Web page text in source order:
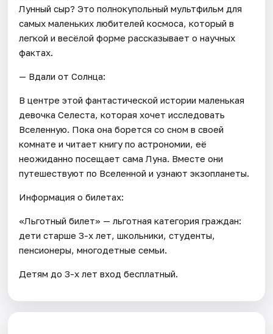
Лунный сыр? Это полнокупольный мультфильм для
самых маленьких любителей космоса, который в
легкой и весёлой форме рассказывает о научных
фактах.
— Вдали от Солнца:
В центре этой фантастической истории маленькая
девочка Селеста, которая хочет исследовать
Вселенную. Пока она борется со сном в своей
комнате и читает книгу по астрономии, её
неожиданно посещает сама Луна. Вместе они
путешествуют по Вселенной и узнают экзопланеты.
Информация о билетах:
«Льготный билет» — льготная категория граждан:
дети старше 3-х лет, школьники, студенты,
пенсионеры, многодетные семьи.
Детям до 3-х лет вход бесплатный.